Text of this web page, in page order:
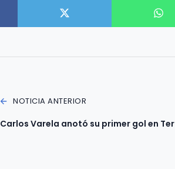
NOTICIA ANTERIOR
Carlos Varela anotó su primer gol en